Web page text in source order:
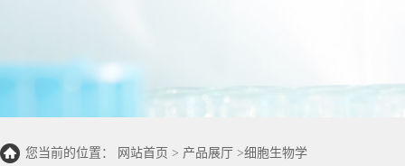
您当前的位置： 网站首页 > 产品展厅 >细胞生物学